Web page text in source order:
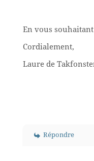
En vous
Cordialement,
Laure de
Répondre